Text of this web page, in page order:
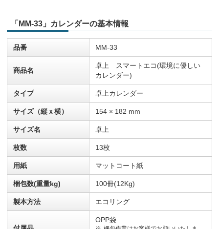
「MM-33」カレンダーの基本情報
品番 MM-33
商品名
卓上 スマートエコ(環境に優しい
カレンダー)
タイプ 卓上カレンダー
サイズ（縦ｘ横） 154 × 182 mm
サイズ名 卓上
枚数 13枚
用紙 マットコート紙
梱包数(重量kg) 100冊(12Kg)
製本方法 エコリング
OPP袋